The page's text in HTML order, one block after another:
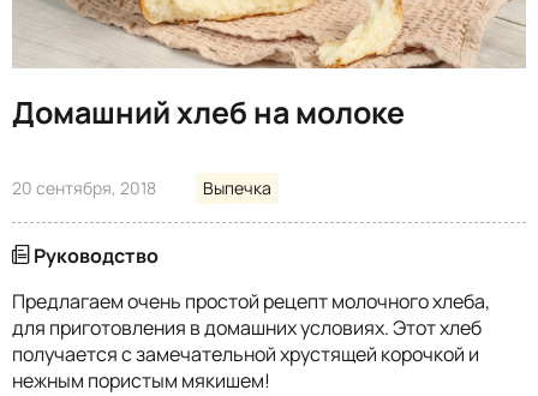
Домашний хлеб на молоке
20 сентября, 2018 Выпечка
Руководство
Предлагаем очень простой рецепт молочного хлеба,
для приготовления в домашних условиях. Этот хлеб
получается с замечательной хрустящей корочкой и
нежным пористым мякишем!